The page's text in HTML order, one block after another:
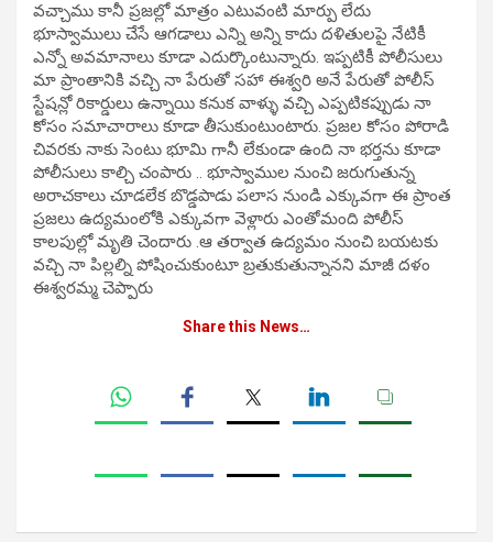
వచ్చాము కానీ ప్రజల్లో మాత్రం ఎటువంటి మార్పు లేదు
భూస్వాములు చేసే ఆగడాలు ఎన్ని అన్ని కాదు దళితులపై నేటికీ
ఎన్నో అవమానాలు కూడా ఎదుర్కొంటున్నారు. ఇప్పటికీ పోలీసులు
మా ప్రాంతానికి వచ్చి నా పేరుతో సహా ఈశ్వరి అనే పేరుతో పోలీస్
స్టేషన్లో రికార్డులు ఉన్నాయి కనుక వాళ్ళు వచ్చి ఎప్పటికప్పుడు నా
కోసం సమాచారాలు కూడా తీసుకుంటుంటారు. ప్రజల కోసం పోరాడి
చివరకు నాకు సెంటు భూమి గానీ లేకుండా ఉంది నా భర్తను కూడా
పోలీసులు కాల్చి చంపారు .. భూస్వాముల నుంచి జరుగుతున్న
అరాచకాలు చూడలేక బొడ్డపాడు పలాస నుండి ఎక్కువగా ఈ ప్రాంత
ప్రజలు ఉద్యమంలోకి ఎక్కువగా వెళ్లారు ఎంతోమంది పోలీస్
కాలపుల్లో మృతి చెందారు .ఆ తర్వాత ఉద్యమం నుంచి బయటకు
వచ్చి నా పిల్లల్ని పోషించుకుంటూ బ్రతుకుతున్నానని మాజీ దళం
ఈశ్వరమ్మ చెప్పారు
Share this News…